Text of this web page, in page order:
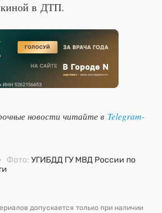
в ДТП.
новости читайте в Telegram-
· Фото: УГИБДД ГУ МВД России по
допускается только при наличии